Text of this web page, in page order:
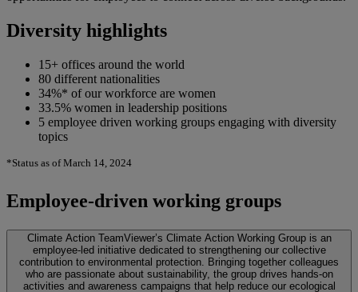
Diversity highlights
15+ offices around the world
80 different nationalities
34%* of our workforce are women
33.5% women in leadership positions
5 employee driven working groups engaging with diversity
topics
*Status as of March 14, 2024
Employee-driven working groups
Climate Action TeamViewer’s Climate Action Working Group is an
employee-led initiative dedicated to strengthening our collective
contribution to environmental protection. Bringing together colleagues
who are passionate about sustainability, the group drives hands-on
activities and awareness campaigns that help reduce our ecological